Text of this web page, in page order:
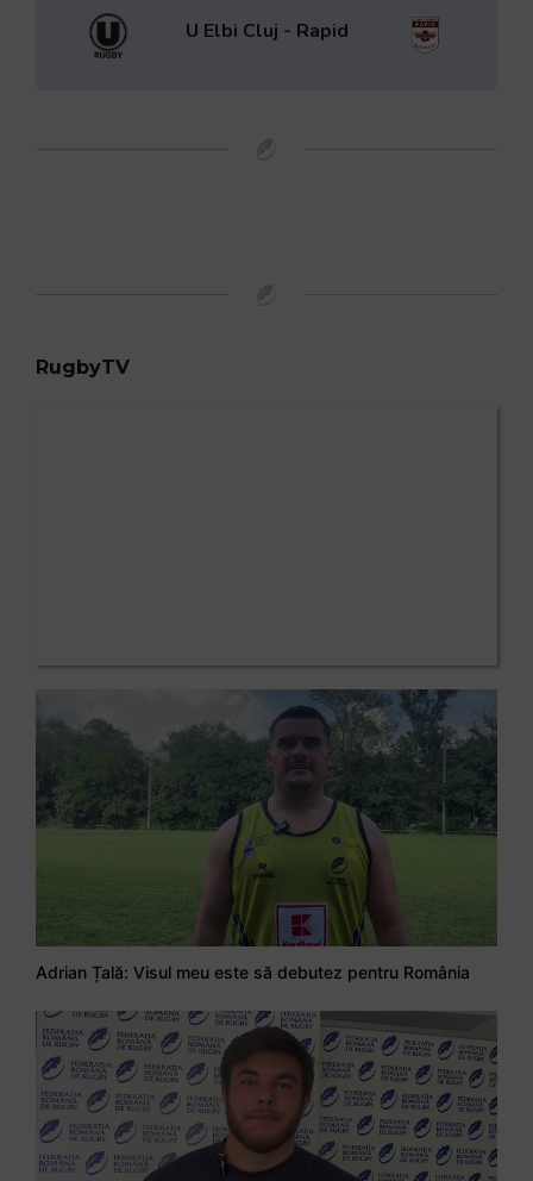
U Elbi Cluj - Rapid
RugbyTV
Adrian Țală: Visul meu este să debutez pentru România